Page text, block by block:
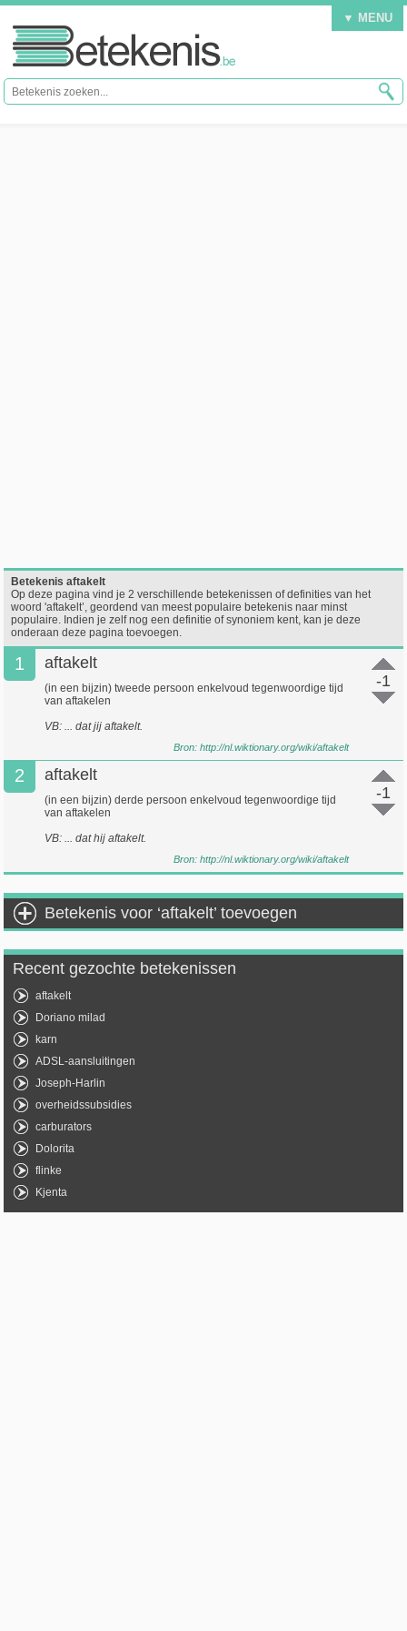
▼ MENU
Betekenis aftakelt
Op deze pagina vind je 2 verschillende betekenissen of definities van het
woord 'aftakelt’, geordend van meest populaire betekenis naar minst
populaire. Indien je zelf nog een definitie of synoniem kent, kan je deze
onderaan deze pagina toevoegen.
1
-1
aftakelt
(in een bijzin) tweede persoon enkelvoud tegenwoordige tijd
van aftakelen
VB: ... dat jij aftakelt.
Bron: http://nl.wiktionary.org/wiki/aftakelt
2
-1
aftakelt
(in een bijzin) derde persoon enkelvoud tegenwoordige tijd
van aftakelen
VB: ... dat hij aftakelt.
Bron: http://nl.wiktionary.org/wiki/aftakelt
Betekenis voor ‘aftakelt’ toevoegen
Recent gezochte betekenissen
aftakelt
Doriano milad
karn
ADSL-aansluitingen
Joseph-Harlin
overheidssubsidies
carburators
Dolorita
flinke
Kjenta